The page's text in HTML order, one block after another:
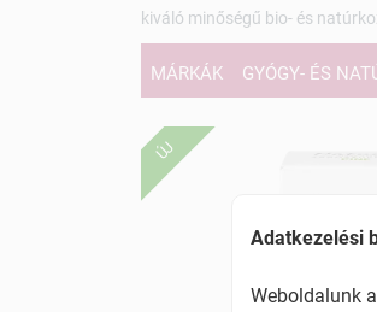
kiváló minőségű bio- és
MÁRKÁK GYÓGY- ÉS
ÚJ
Adatkezelési
Weboldalunk